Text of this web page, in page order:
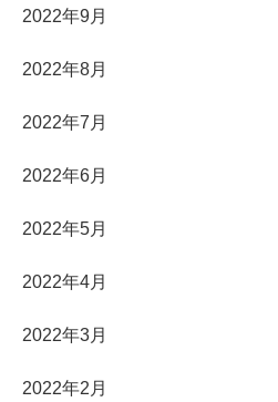
2022年9月
2022年8月
2022年7月
2022年6月
2022年5月
2022年4月
2022年3月
2022年2月